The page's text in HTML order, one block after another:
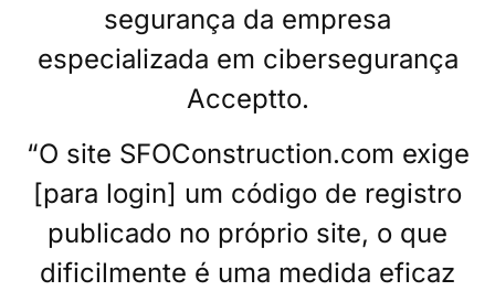
segurança da empresa
especializada em cibersegurança
Acceptto.
“O site SFOConstruction.com exige
[para login] um código de registro
publicado no próprio site, o que
dificilmente é uma medida eficaz